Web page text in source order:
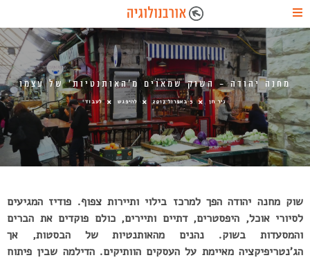
מחנה יהודה – השוק שמאוים מ’האותנטיות’ של עצמו
ניר חן 5 באפריל 2017 להיפגש לעבוד
שוק מחנה יהודה הפך למרכז בילוי ותיירות צפוף. פודיז המגיעים
לסיורי אוכל, היפסטרים, דתיים ותיירים, כולם פוקדים את הברים
והמסעדות בשוק. נהנים מהאותנטיות של הבסטות, אך
הג’נטריפיקציה מאיימת על העסקים הוותיקים. הדילמה שבין פיתוח